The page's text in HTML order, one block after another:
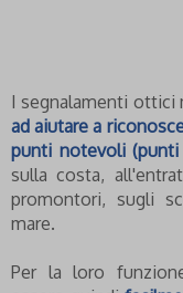
I segnalamenti ottici
ad aiutare a
punti notevoli (punti
sulla costa,
promontori, sugli
mare.
Per la loro